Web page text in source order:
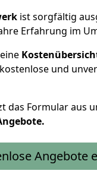
ist sorgfältig
Erfahrung im
und
das Formular aus
Angebote